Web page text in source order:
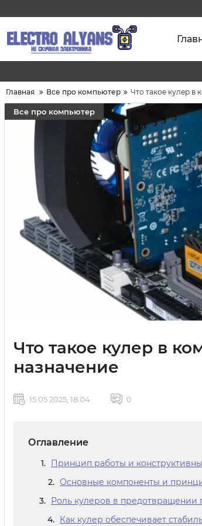
Главная Все про компьютер Что такое кулер в
Все про компьютер
Что такое кулер в
назначение
15 05 2025, 18:04 0
Оглавление
Принцип работы и
Основные компоненты и
Роль кулеров в предотвращении
Как кулер обеспечивает